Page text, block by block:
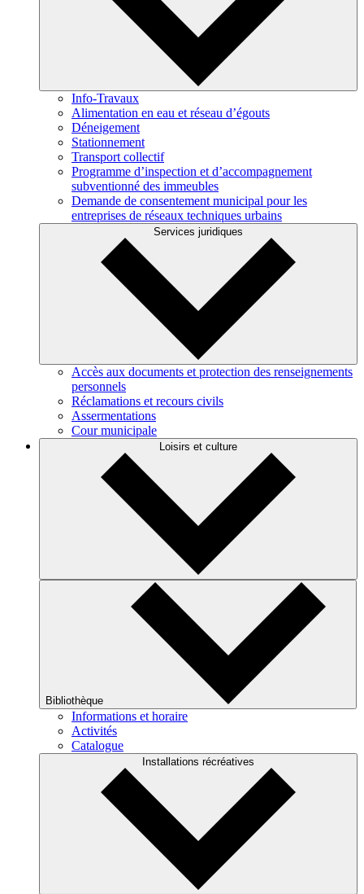
Info-Travaux
Alimentation en eau et réseau d’égouts
Déneigement
Stationnement
Transport collectif
Programme d’inspection et d’accompagnement
subventionné des immeubles
Demande de consentement municipal pour les
entreprises de réseaux techniques urbains
Services juridiques
Accès aux documents et protection des renseignements
personnels
Réclamations et recours civils
Assermentations
Cour municipale
Loisirs et culture
Bibliothèque
Informations et horaire
Activités
Catalogue
Installations récréatives